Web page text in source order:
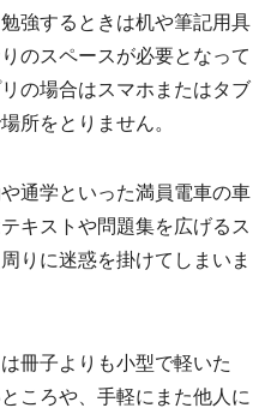
強するときは机や筆記用具
のスペースが必要となって
の場合はスマホまたはタブ
所をとりません。
通学といった満員電車の車
キストや問題集を広げるス
りに迷惑を掛けてしまいま
冊子よりも小型で軽いた
ころや、手軽にまた他人に